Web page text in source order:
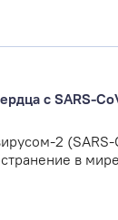
с SARS-
2
в